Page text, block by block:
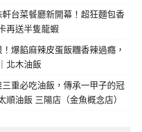
軒台菜餐廳新開幕！超狂麵包香
再送半隻龍蝦
爆餡麻辣皮蛋飯糰香辣過癮，
北木油飯
三重必吃油飯，傳承一甲子的冠
油飯 三陽店（金魚概念店）